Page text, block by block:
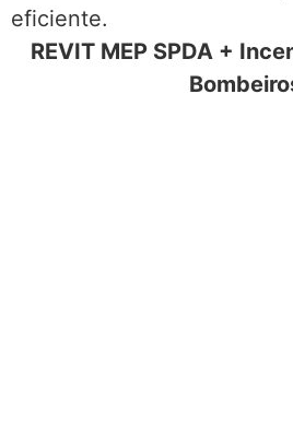
eficiente.
REVIT MEP SPDA +